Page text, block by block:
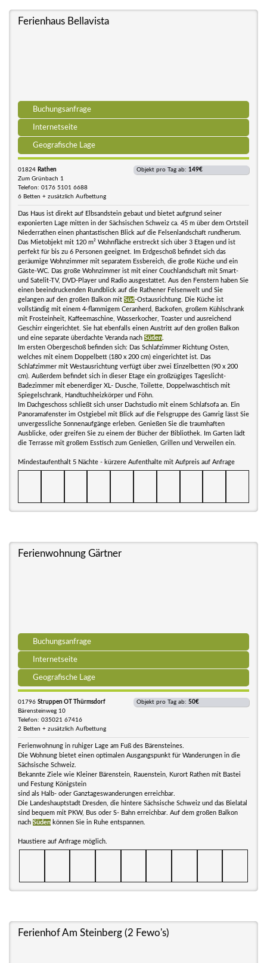
Ferienhaus Bellavista
Buchungsanfrage
Internetseite
Geografische Lage
01824 Rathen
Zum Grünbach 1
Telefon: 0176 5101 6688
6 Betten + zusätzlich Aufbettung
Objekt pro Tag ab: 149€
Das Haus ist direkt auf Elbsandstein gebaut und bietet aufgrund seiner
exponierten Lage mitten in der Sächsischen Schweiz ca. 45 m über dem Ortsteil
Niederrathen einen phantastischen Blick auf die Felsenlandschaft rundherum.
Das Mietobjekt mit 120 m² Wohnfläche erstreckt sich über 3 Etagen und ist
perfekt für bis zu 6 Personen geeignet. Im Erdgeschoß befindet sich das
geräumige Wohnzimmer mit separatem Essbereich, die große Küche und ein
Gäste-WC. Das große Wohnzimmer ist mit einer Couchlandschaft mit Smart-
und Satelit-TV, DVD-Player und Radio ausgestattet. Aus den Fenstern haben Sie
einen beeindruckenden Rundblick auf die Rathener Felsenwelt und Sie
gelangen auf den großen Balkon mit Süd-Ostausrichtung. Die Küche ist
vollständig mit einem 4-flammigem Ceranherd, Backofen, großem Kühlschrank
mit Frosteinheit, Kaffeemaschine, Wasserkocher, Toaster und ausreichend
Geschirr eingerichtet. Sie hat ebenfalls einen Austritt auf den großen Balkon
und eine separate überdachte Veranda nach Süden
Im ersten Obergeschoß befinden sich: Das Schlafzimmer Richtung Osten,
welches mit einem Doppelbett (180 x 200 cm) eingerichtet ist. Das
Schlafzimmer mit Westausrichtung verfügt über zwei Einzelbetten (90 x 200
cm). Außerdem befindet sich in dieser Etage ein großzügiges Tageslicht-
Badezimmer mit ebenerdiger XL- Dusche, Toilette, Doppelwaschtisch mit
Spiegelschrank, Handtuchheizkörper und Föhn.
Im Dachgeschoss schließt sich unser Dachstudio mit einem Schlafsofa an. Ein
Panoramafenster im Ostgiebel mit Blick auf die Felsgruppe des Gamrig lässt Sie
unvergessliche Sonnenaufgänge erleben. Genießen Sie die traumhaften
Ausblicke, oder greifen Sie zu einem der Bücher der Bibliothek. Im Garten lädt
die Terrasse mit großem Esstisch zum Genießen, Grillen und Verweilen ein.
Mindestaufenthalt 5 Nächte - kürzere Aufenthalte mit Aufpreis auf Anfrage
Ferienwohnung Gärtner
Buchungsanfrage
Internetseite
Geografische Lage
01796 Struppen OT Thürmsdorf
Bärensteinweg 10
Telefon: 035021 67416
2 Betten + zusätzlich Aufbettung
Objekt pro Tag ab: 50€
Ferienwohnung in ruhiger Lage am Fuß des Bärensteines.
Die Wohnung bietet einen optimalen Ausgangspunkt für Wanderungen in die
Sächsische Schweiz.
Bekannte Ziele wie Kleiner Bärenstein, Rauenstein, Kurort Rathen mit Bastei
und Festung Königstein
sind als Halb- oder Ganztageswanderungen erreichbar.
Die Landeshauptstadt Dresden, die hintere Sächsische Schweiz und das Bielatal
sind bequem mit PKW, Bus oder S- Bahn erreichbar. Auf dem großen Balkon
nach Süden können Sie in Ruhe entspannen.
Haustiere auf Anfrage möglich.
Ferienhof Am Steinberg (2 Fewo's)